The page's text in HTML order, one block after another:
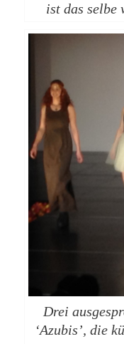
ist das
Drei
‘Azubis’, die